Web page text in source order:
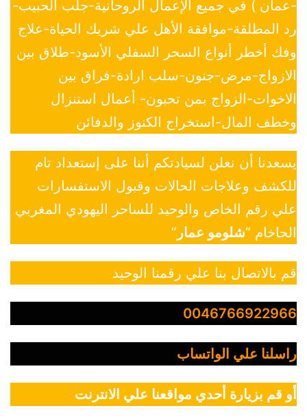
-عمان ) في جميع الإعمال الروحانية-جلب الحبيب-
رد المطلقة-موافقة الأهل علي شريك الحياة-علاج
وفك أخطر أنواع السحر السفلي الأسود-طلاق بين
الازواج-مرض-جنون-سلب ارادة-فراق بين
الاخوات-الزواج بمن تحبون- أعمال استنزال
وخطف المال-استخراج الكنوز والدفائن
يسعدنا أن نعلن لسيادتكم أننا على إستعداد تام
للكشف وعلاجات الحالات وقبول الاستفسارات
علي رقم الخاص والوحيد للساحر اليهودي المغربي
الحاخام “شلومو عمار ”
قم بالاتصال بنا علي رقمنا الوحيد
0046766922966
راسلنا علي الواتساب
أو قم بزيارة أحدي مواقعنا علي الانترنت